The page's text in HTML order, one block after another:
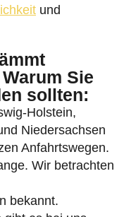
und
Sie
sollten:
Holstein,
Niedersachsen
Anfahrtswegen.
Wir betrachten
bekannt.